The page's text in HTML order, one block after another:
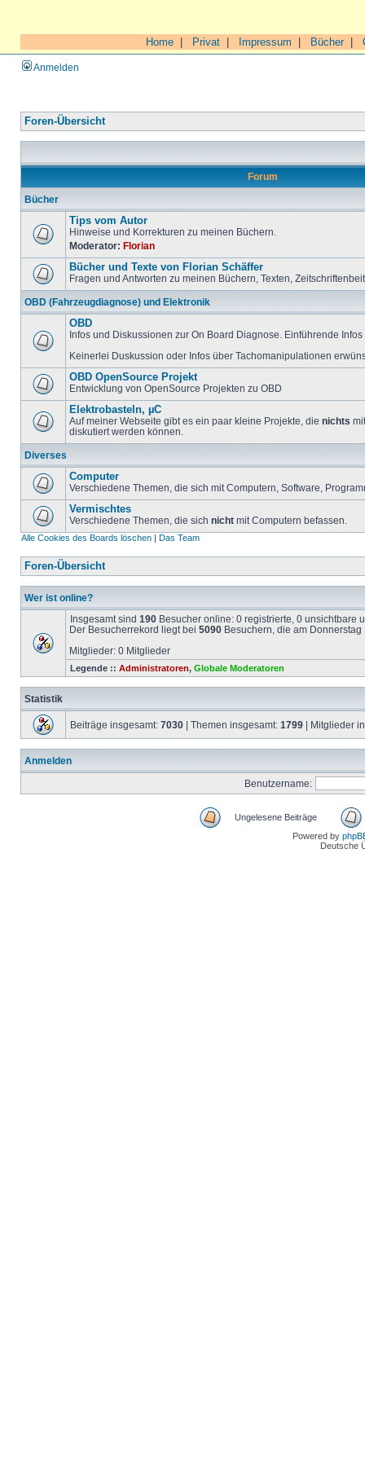
Home Privat Impressum Bücher|
Anmelden
Foren-Übersicht
Forum
Bücher
Tips vom Autor
Hinweise und Korrekturen zu meinen Büchern.
Moderator: Florian
Bücher und Texte von Florian Schäffer
Fragen und Antworten zu meinen Büchern, Texten,
OBD (Fahrzeugdiagnose) und Elektronik
OBD
Infos und Diskussionen zur On Board Diagnose. Einführende
Keinerlei Duskussion oder Infos über Tachomanipulationen
OBD OpenSource Projekt
Entwicklung von OpenSource Projekten zu OBD
Elektrobasteln, µC
Auf meiner Webseite gibt es ein paar kleine Projekte, die nichts
diskutiert werden können.
Diverses
Computer
Verschiedene Themen, die sich mit Computern, Software,
Vermischtes
Verschiedene Themen, die sich nicht mit Computern befassen.
Alle Cookies des Boards löschen | Das Team
Foren-Übersicht
Wer ist online?
Insgesamt sind 190 Besucher online: 0 registrierte, 0 unsichtbare
Der Besucherrekord liegt bei 5090 Besuchern, die am
Mitglieder: 0 Mitglieder
Legende :: Administratoren, Globale Moderatoren
Statistik
Beiträge insgesamt: 7030 | Themen insgesamt: 1799 | Mitglieder
Anmelden
Benutzername:
Ungelesene Beiträge
Powered by
Deutsche